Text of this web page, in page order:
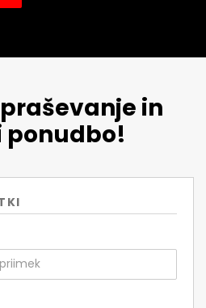
in
ponudbo!